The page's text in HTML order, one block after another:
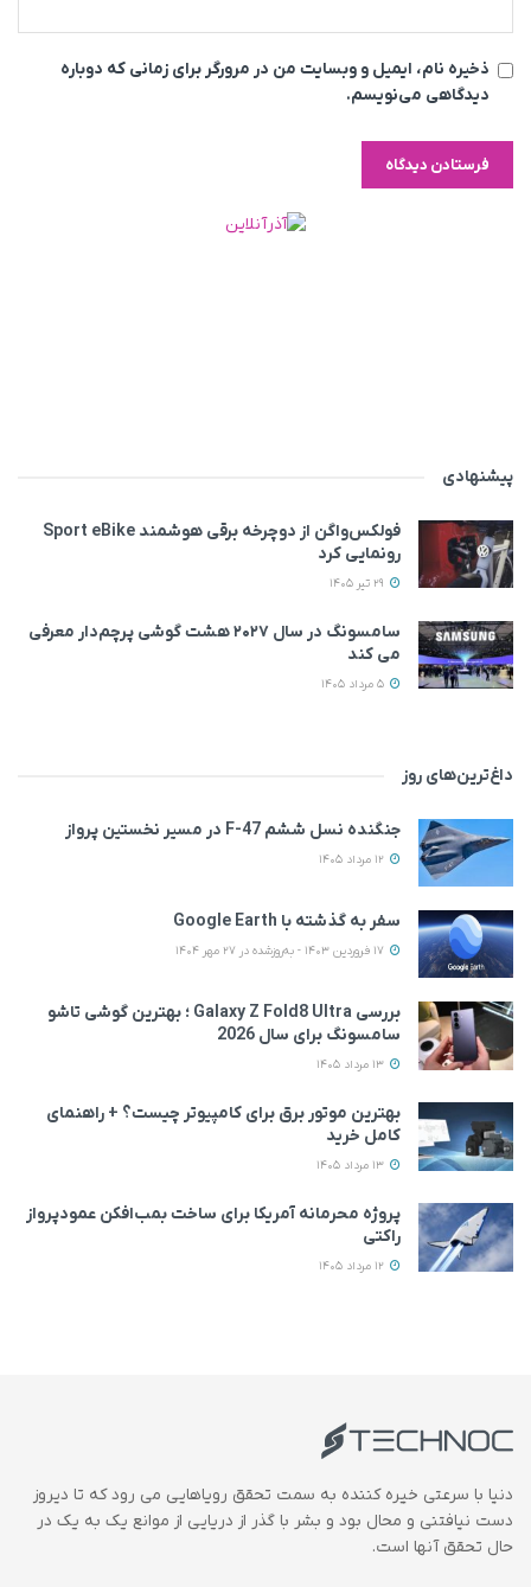
ذخیره نام، ایمیل و وبسایت من در مرورگر برای زمانی که دوباره
دیدگاهی می‌نویسم.
پیشنهادی
فولکس‌واگن از دوچرخه برقی هوشمند Sport eBike
رونمایی کرد
سامسونگ در سال ۲۰۲۷ هشت گوشی پرچم‌دار معرفی
می‌ کند
داغ‌ترین‌های روز
جنگنده نسل ششم F-47 در مسیر نخستین پرواز
سفر به گذشته با Google Earth
بررسی Galaxy Z Fold8 Ultra ؛ بهترین گوشی تاشو
سامسونگ برای سال 2026
بهترین موتور برق برای کامپیوتر چیست؟ + راهنمای
کامل خرید
پروژه محرمانه آمریکا برای ساخت بمب‌افکن عمودپرواز
راکتی
دنیا با سرعتی خیره کننده به سمت تحقق رویاهایی می رود که تا دیروز
دست نیافتنی و محال بود و بشر با گذر از دریایی از موانع یک به یک در
حال تحقق آنها است.